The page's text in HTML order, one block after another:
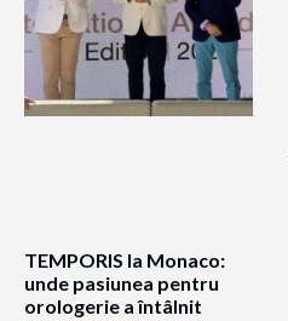
TEMPORIS la Monaco:
unde pasiunea pentru
orologerie a întâlnit